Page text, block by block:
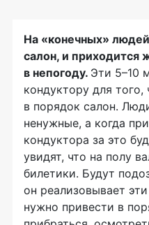
На «конечных»
салон, и приходится
в непогоду. Эти 5–10
кондуктору для
в порядок салон.
ненужные, а когда
кондуктора за это
увидят, что на полу
билетики. Будут
он реализовывает
нужно привести в